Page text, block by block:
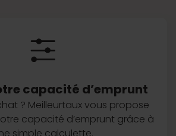
capacité d’emprunt
? Meilleurtaux vous propose
capacité d’emprunt grâce à
simple calculette.